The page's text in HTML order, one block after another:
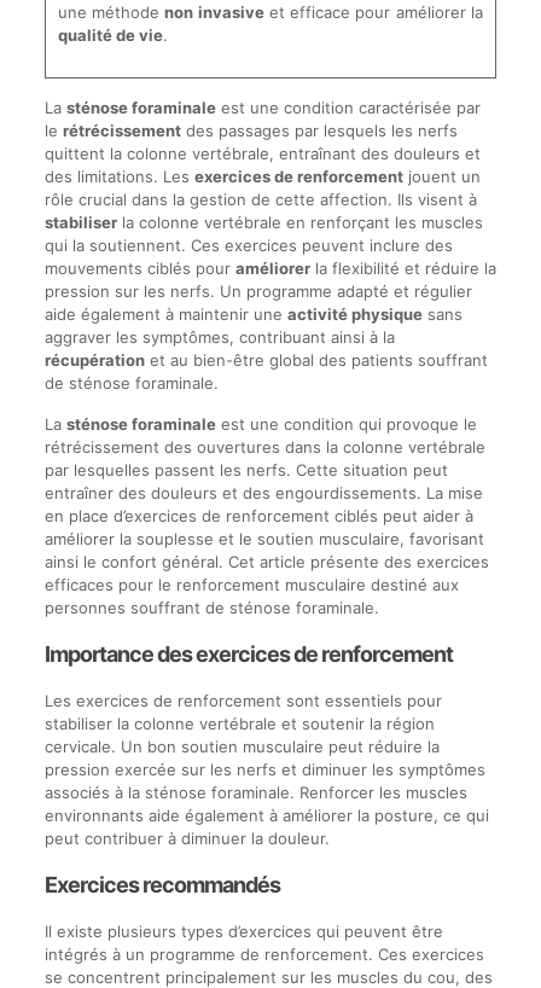
une méthodenon invasiveet efficace pour améliorer la
qualité de vie.
La sténose foraminaleest une condition caractérisée par
le rétrécissementdes passages par lesquels les nerfs
quittent la colonne vertébrale, entraînant des douleurs et
des limitations. Les exercices de renforcementjouent un
rôle crucial dans la gestion de cette affection. Ils visent à
stabiliserla colonne vertébrale en renforçant les muscles
qui la soutiennent. Ces exercices peuvent inclure des
mouvements ciblés pour améliorerla flexibilité et réduire la
pression sur les nerfs. Un programme adapté et régulier
aide également à maintenir une activité physiquesans
aggraver les symptômes, contribuant ainsi à la
récupérationet au bien-être global des patients souffrant
de sténose foraminale.
La sténose foraminaleest une condition qui provoque le
rétrécissement des ouvertures dans la colonne vertébrale
par lesquelles passent les nerfs. Cette situation peut
entraîner des douleurs et des engourdissements. La mise
en place d’exercices de renforcement ciblés peut aider à
améliorer la souplesse et le soutien musculaire, favorisant
ainsi le confort général. Cet article présente des exercices
efficaces pour le renforcement musculaire destiné aux
personnes souffrant de sténose foraminale.
Importance des exercices de renforcement
Les exercices de renforcement sont essentiels pour
stabiliser la colonne vertébrale et soutenir la région
cervicale. Un bon soutien musculaire peut réduire la
pression exercée sur les nerfs et diminuer les symptômes
associés à la sténose foraminale. Renforcer les muscles
environnants aide également à améliorer la posture, ce qui
peut contribuer à diminuer la douleur.
Exercices recommandés
Il existe plusieurs types d’exercices qui peuvent être
intégrés à un programme de renforcement. Ces exercices
se concentrent principalement sur les muscles du cou, des